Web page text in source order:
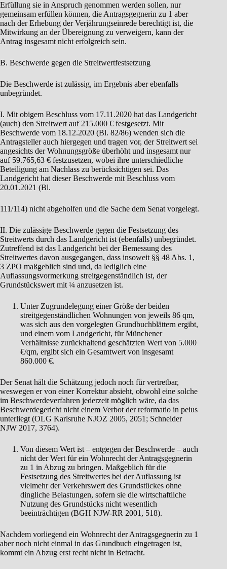
Erfüllung sie in Anspruch genommen werden sollen, nur
gemeinsam erfüllen können, die Antragsgegnerin zu 1 aber
nach der Erhebung der Verjährungseinrede berechtigt ist, die
Mitwirkung an der Übereignung zu verweigern, kann der
Antrag insgesamt nicht erfolgreich sein.
B. Beschwerde gegen die Streitwertfestsetzung
Die Beschwerde ist zulässig, im Ergebnis aber ebenfalls
unbegründet.
I. Mit obigem Beschluss vom 17.11.2020 hat das Landgericht
(auch) den Streitwert auf 215.000 € festgesetzt. Mit
Beschwerde vom 18.12.2020 (Bl. 82/86) wenden sich die
Antragsteller auch hiergegen und tragen vor, der Streitwert sei
angesichts der Wohnungsgröße überhöht und insgesamt nur
auf 59.765,63 € festzusetzen, wobei ihre unterschiedliche
Beteiligung am Nachlass zu berücksichtigen sei. Das
Landgericht hat dieser Beschwerde mit Beschluss vom
20.01.2021 (Bl.
111/114) nicht abgeholfen und die Sache dem Senat vorgelegt.
II. Die zulässige Beschwerde gegen die Festsetzung des
Streitwerts durch das Landgericht ist (ebenfalls) unbegründet.
Zutreffend ist das Landgericht bei der Bemessung des
Streitwertes davon ausgegangen, dass insoweit §§ 48 Abs. 1,
3 ZPO maßgeblich sind und, da lediglich eine
Auflassungsvormerkung streitgegenständlich ist, der
Grundstückswert mit ¼ anzusetzen ist.
Unter Zugrundelegung einer Größe der beiden
streitgegenständlichen Wohnungen von jeweils 86 qm,
was sich aus den vorgelegten Grundbuchblättern ergibt,
und einem vom Landgericht, für Münchener
Verhältnisse zurückhaltend geschätzten Wert von 5.000
€/qm, ergibt sich ein Gesamtwert von insgesamt
860.000 €.
Der Senat hält die Schätzung jedoch noch für vertretbar,
weswegen er von einer Korrektur absieht, obwohl eine solche
im Beschwerdeverfahren jederzeit möglich wäre, da das
Beschwerdegericht nicht einem Verbot der reformatio in peius
unterliegt (OLG Karlsruhe NJOZ 2005, 2051; Schneider
NJW 2017, 3764).
Von diesem Wert ist – entgegen der Beschwerde – auch
nicht der Wert für ein Wohnrecht der Antragsgegnerin
zu 1 in Abzug zu bringen. Maßgeblich für die
Festsetzung des Streitwertes bei der Auflassung ist
vielmehr der Verkehrswert des Grundstückes ohne
dingliche Belastungen, sofern sie die wirtschaftliche
Nutzung des Grundstücks nicht wesentlich
beeinträchtigen (BGH NJW-RR 2001, 518).
Nachdem vorliegend ein Wohnrecht der Antragsgegnerin zu 1
aber noch nicht einmal in das Grundbuch eingetragen ist,
kommt ein Abzug erst recht nicht in Betracht.